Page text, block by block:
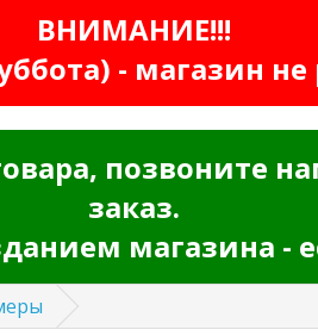
ВНИМАНИЕ!!!
- магазин не
позвоните
заказ.
магазина -